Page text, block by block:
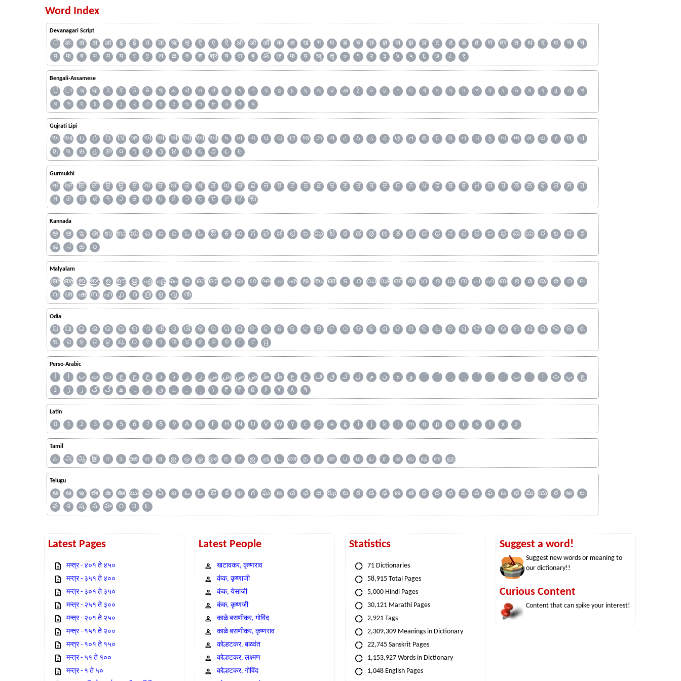
Word Index
Devanagari Script
ँ अः अं अ आ इ ई उ ऊ ऋ ऌ ऍ ए ऐ ऑ ओ औ क क्ष ख ग घ ङ च छ ज्ञ ज झ ञ ट ठ ड ढ ण त्र त थ द ध न
ऩ
प
फ ब भ म य र ऱ ल ळ व श श्र ष स ह ॐ ज़ फ़ य़ ॠ ॡ ० १ २ ३ ४ ५ ६ ७ ८ ९
Bengali-Assamese
ঁ ং অ আ ই ঈ উ ঊ ঋ এ ঐ ও ঔ ক খ গ ঘ ঙ চ ছ জ ঝ ঞ ঠ ড ঢ ণ ত থ দ ধ ন প ফ ব ভ ম য র ল
শ
ষ
স হ য় ০ ১ ২ ৩ ৪ ৫ ৬ ৭ ৮ ৯ ৰ ৱ
Gujrati Lipi
અ આ ઇ ઈ ઉ ઊ ઋ ઍ એ ઐ ઑ ઓ ઔ ક ખ ગ ઘ ચ છ જ ઝ ઞ ટ ઠ ડ ઢ ણ ત થ દ ધ ન પ ફ બ ભ મ ય ર લ
વ
શ
ષ સ હ ૐ ૦ ૧ ૨ ૩ ૪ ૫ ૬ ૭ ૮ ૯
Gurmukhi
ਅ ਆ ਇ ਈ ਉ ਊ ਏ ਐ ਓ ਔ ਕ ਖ ਗ ਘ ਚ ਛ ਜ ਝ ਟ ਠ ਡ ਢ ਣ ਤ ਥ ਦ ਧ ਨ ਪ ਫ ਬ ਭ ਮ ਯ ਰ ਲ ਲ਼ ਵ ਸ਼ ਸ
ਹ
ਖ਼
ਗ਼ ਜ਼ ਫ਼ ੧ ੨ ੩ ੪ ੫ ੬ ੭ ੮ ੯ ੲ ੳ ੴ
Kannada
ಅ ಆ ಇ ಈ ಉ ಊ ಋ ಎ ಏ ಐ ಒ ಓ ಔ ಕ ಖ ಗ ಘ ಚ ಛ ಜ ಝ ಟ ಠ ಡ ಢ ಣ ತ ಥ ದ ಧ ನ ಪ ಫ ಬ ಭ ಮ ಯ ರ ಲ ವ
ಶ
ಷ
ಸ ಹ ೧
Malyalam
അ ആ ഇ ഈ ഉ ഊ ഋ എ ഏ ഐ ഒ ഓ ഔ ക ഖ ഗ ഘ ച ഛ ജ ഝ ഞ ട ഠ ഡ ഢ ണ ത ഥ ദ ധ ന പ ഫ ബ ഭ മ യ ര റ
ല
വ
ശ ഷ സ ഹ ൧ ൪ ൫ ൭ ൮ ൯
Odia
ଅ ଆ ଇ ଈ ଉ ଊ ଋ ଏ ଐ ଓ ଔ କ ଖ ଗ ଘ ଙ ଚ ଛ ଜ ଝ ଞ ଟ ଠ ଡ ଢ ଣ ତ ଥ ଦ ଧ ନ ପ ଫ ବ ଭ ମ ଯ ର ଲ ଳ
ଶ
ଷ
ସ ହ ଡ଼ ଢ଼ ୟ ୦ ୧ ୨ ୩ ୪ ୫ ୬ ୭ ୮ ୯ ୱ
Perso-Arabic
آ ا ب ت ث ج ح خ د ذ ر ز س ش ص ض ط ظ ع غ ف ق ك ل م ن ه و ٮ ٲ ٹ پ
چ
ڈ
ڑ ژ ک گ ھ ہ ۄ ی ے ۔ ۱ ۳ ۴ ۵ ۶ ۷ ۸ ۹
Latin
0 1 2 3 4 5 6 7 8 9 A B F H N U V W Y c d e g i j k l m o p q r s t x z
Tamil
ஃ அ ஆ இ ஈ உ ஊ எ ஏ ஐ ஒ ஓ ஔ க ச ஜ ஞ ட ண த ந ன ப ம ய ர ல வ ஷ ஸ ஹ
Telugu
అ ఆ ఇ ఈ ఉ ఊ ఋ ఎ ఏ ఐ ఒ ఓ ఔ క ఖ గ ఘ ఙ చ ఛ జ ఝ ట ఠ డ ఢ ణ త థ ద ధ న ప ఫ బ భ మ య ర ఱ
ల
వ
శ ష స హ ౧ ౩ ౬
Latest Pages
मन्त्र - ४०१ ते ४५०
मन्त्र - ३५१ ते ४००
मन्त्र - ३०१ ते ३५०
मन्त्र - २५१ ते ३००
मन्त्र - २०१ ते २५०
मन्त्र - १५१ ते २००
मन्त्र - १०१ ते १५०
मन्त्र - ५१ ते १००
मन्त्र - १ ते ५०
Latest People
खटावकर, कृष्णराव
कंक, कृष्णाजी
कंक, येसाजी
कंक, कृष्णजी
काळे बसणीकर, गोविंद
काळे बसणीकर, कृष्णराव
कोल्हटकर, बळवंत
कोल्हटकर, लक्ष्मण
कोल्हटकर, गोविंद
Statistics
71 Dictionaries
58,915 Total Pages
5,000 Hindi Pages
30,121 Marathi Pages
2,921 Tags
2,309,309 Meanings in Dictionary
22,745 Sanskrit Pages
1,153,927 Words in Dictionary
1,048 English Pages
Suggest a word!
Suggest new words or meaning to
our dictionary!!
Curious Content
Content that can spike your interest!